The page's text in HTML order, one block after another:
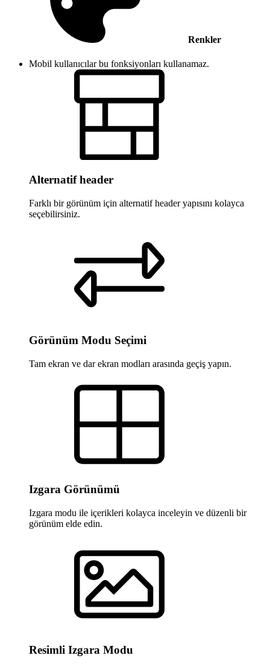
Renkler
Mobil kullanıcılar bu fonksiyonları kullanamaz.
Alternatif header
Farklı bir görünüm için alternatif header yapısını kolayca
seçebilirsiniz.
Görünüm Modu Seçimi
Tam ekran ve dar ekran modları arasında geçiş yapın.
Izgara Görünümü
Izgara modu ile içerikleri kolayca inceleyin ve düzenli bir
görünüm elde edin.
Resimli Izgara Modu